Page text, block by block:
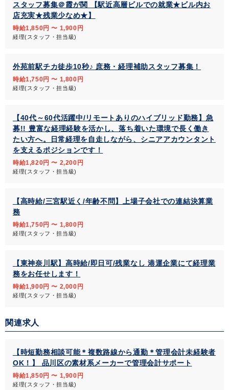
スタッフ募集＠霞が関 【駅近高層ビルでの就業★ビル内お
店充実★残業少なめ★】
時給1,850円 〜 1,900円
経理(スタッフ・担当級)
外苑前駅チカ徒歩10秒♪ 庶務・経理補助スタッフ募集！
時給1,750円 〜 1,800円
経理(スタッフ・担当級)
【40代～60代活躍中/リモートありのハイブリッド勤務】急
募!! 豊富な経理経験を活かし、落ち着いた環境で長く働き
たい方へ。日常経理を自走しながら、シニアアカウンタント
を支えるポジションです！
時給1,820円 〜 2,200円
経理(スタッフ・担当級)
【高時給/三宮駅近く/年齢不問】上場子会社での連結決算業
務
時給1,750円 〜 1,800円
経理(スタッフ・担当級)
【東神奈川駅】高時給/即日可/残業なし 港運企業にて経理業
務をお任せします！
時給1,900円 〜 2,000円
経理(スタッフ・担当級)
関連求人
【時短勤務相談可能＊複数路線から通勤＊管理会計未経験者
OK！】 品川区の素材系メーカーで管理会計サポート
時給1,850円 〜 1,900円
経理(スタッフ・担当級)